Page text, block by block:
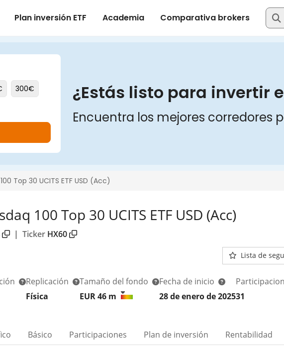
100 Top 30 UCITS ETF USD (Acc)
| Ticker HX60
Lista de
Replicación
Física
Tamaño del fondo
EUR 46 m
Fecha de inicio
28 de enero de 202531
Básico Participaciones Plan de inversión Rentabilidad